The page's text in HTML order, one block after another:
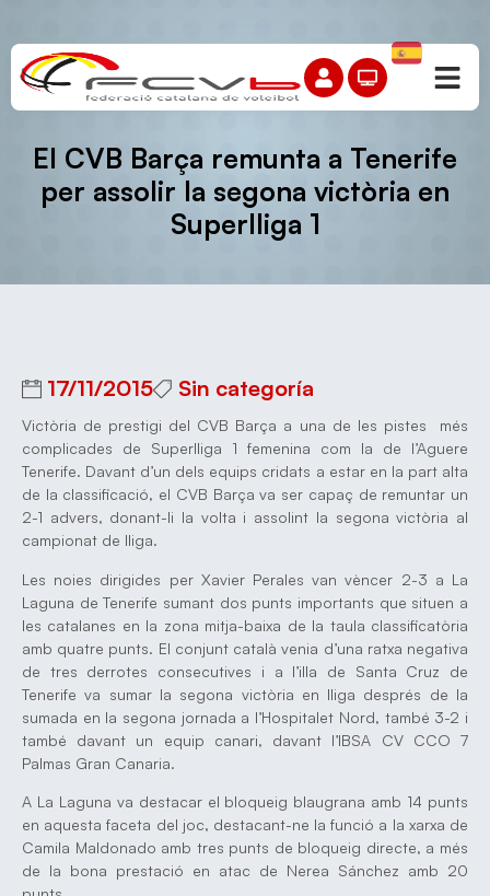
El CVB Barça remunta a Tenerife
per assolir la segona victòria en
Superlliga 1
17/11/2015 Sin categoría
Victòria de prestigi del CVB Barça a una de les pistes més
complicades de Superlliga 1 femenina com la de l’Aguere
Tenerife. Davant d’un dels equips cridats a estar en la part alta
de la classificació, el CVB Barça va ser capaç de remuntar un
2-1 advers, donant-li la volta i assolint la segona victòria al
campionat de lliga.
Les noies dirigides per Xavier Perales van vèncer 2-3 a La
Laguna de Tenerife sumant dos punts importants que situen a
les catalanes en la zona mitja-baixa de la taula classificatòria
amb quatre punts. El conjunt català venia d’una ratxa negativa
de tres derrotes consecutives i a l’illa de Santa Cruz de
Tenerife va sumar la segona victòria en lliga després de la
sumada en la segona jornada a l’Hospitalet Nord, també 3-2 i
també davant un equip canari, davant l’IBSA CV CCO 7
Palmas Gran Canaria.
A La Laguna va destacar el bloqueig blaugrana amb 14 punts
en aquesta faceta del joc, destacant-ne la funció a la xarxa de
Camila Maldonado amb tres punts de bloqueig directe, a més
de la bona prestació en atac de Nerea Sánchez amb 20